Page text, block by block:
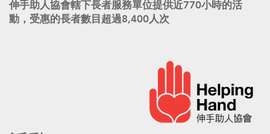
伸手助人協會轄下長者服務單位提供近770小時的活
動，受惠的長者數目超過8,400人次